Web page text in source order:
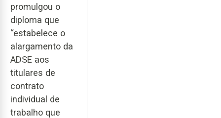
promulgou o
diploma que
“estabelece o
alargamento da
ADSE aos
titulares de
contrato
individual de
trabalho que